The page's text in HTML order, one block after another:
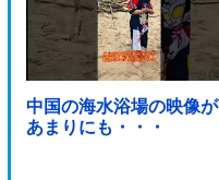
中国の海水浴場の映像が
あまりにも・・・